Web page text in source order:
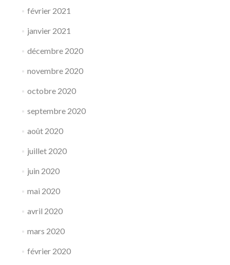
février 2021
janvier 2021
décembre 2020
novembre 2020
octobre 2020
septembre 2020
août 2020
juillet 2020
juin 2020
mai 2020
avril 2020
mars 2020
février 2020